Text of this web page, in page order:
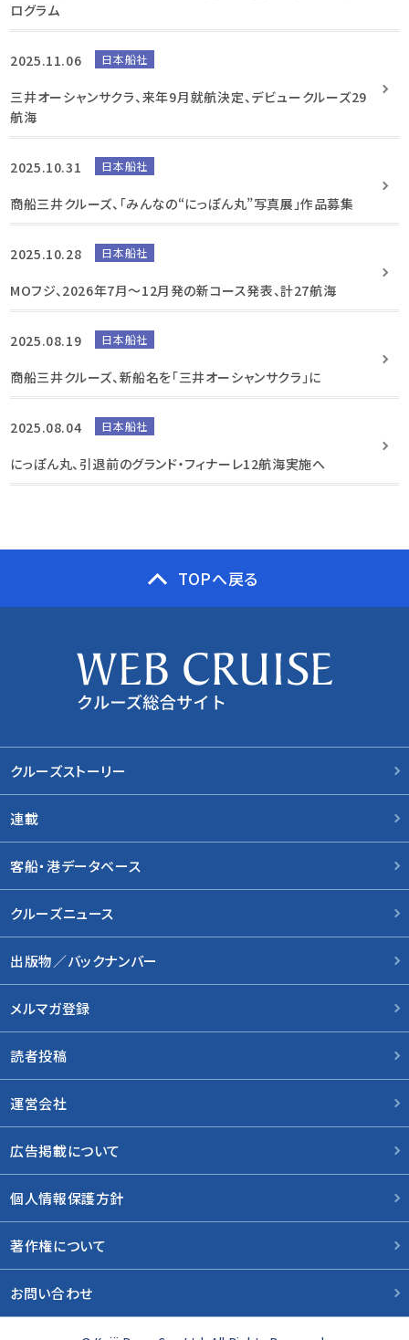
ログラム
2025.11.06 日本船社
三井オーシャンサクラ、来年9月就航決定、デビュークルーズ29
航海
2025.10.31 日本船社
商船三井クルーズ、「みんなの“にっぽん丸”写真展」作品募集
2025.10.28 日本船社
MOフジ、2026年7月～12月発の新コース発表、計27航海
2025.08.19 日本船社
商船三井クルーズ、新船名を「三井オーシャンサクラ」に
2025.08.04 日本船社
にっぽん丸、引退前のグランド・フィナーレ12航海実施へ
TOPへ戻る
クルーズストーリー
連載
客船・港データベース
クルーズニュース
出版物／バックナンバー
メルマガ登録
読者投稿
運営会社
広告掲載について
個人情報保護方針
著作権について
お問い合わせ